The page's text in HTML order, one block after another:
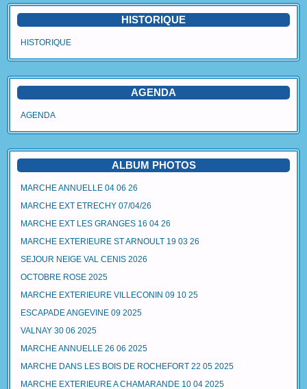
HISTORIQUE
HISTORIQUE
AGENDA
AGENDA
ALBUM PHOTOS
MARCHE ANNUELLE 04 06 26
MARCHE EXT ETRECHY 07/04/26
MARCHE EXT LES GRANGES 16 04 26
MARCHE EXTERIEURE ST ARNOULT 19 03 26
SEJOUR NEIGE VAL CENIS 2026
OCTOBRE ROSE 2025
MARCHE EXTERIEURE VILLECONIN 09 10 25
ESCAPADE ANGEVINE 09 2025
VALNAY 30 06 2025
MARCHE ANNUELLE 26 06 2025
MARCHE DANS LES BOIS DE ROCHEFORT 22 05 2025
MARCHE EXTERIEURE A CHAMARANDE 10 04 2025